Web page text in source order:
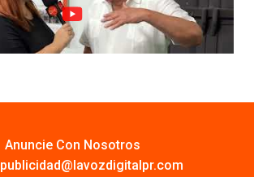
Anuncie Con Nosotros
publicidad@lavozdigitalpr.com